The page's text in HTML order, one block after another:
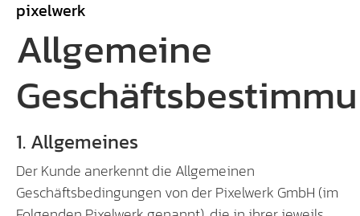
pixelwerk
Allgemeine
1. Allgemeines
Der Kunde anerkennt die Allgemeinen
Geschäftsbedingungen von der Pixelwerk GmbH (im